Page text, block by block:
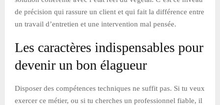
de précision qui rassure un client et qui fait la différence entre
un travail d’entretien et une intervention mal pensée.
Les caractères indispensables pour
devenir un bon élagueur
Disposer des compétences techniques ne suffit pas. Si tu veux
exercer ce métier, ou si tu cherches un professionnel fiable, il